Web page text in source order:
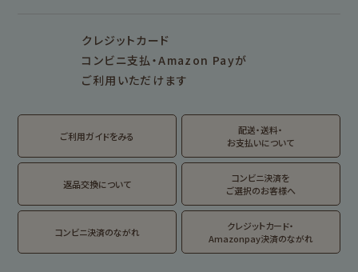
フルカワはんこの商品を見る スタンプパッドの商品を見る
サンリオキャラクタ
ーズ
おやつパーティ
トビマツショウイチ
ロウ
トコロコムギ
アルプスの少女ハイ
ジ
Lipton BEAR'S
カルビーレトロ
サンリオキャラクタ
ーズ
フルーツマーケット
お菓子などうぶつ
工房
翠 sui の商品を見る 結々 yuiyui の商品を見る
クレジットカード
コンビニ支払・Amazon Payが
ご利用いただけます
ご利用ガイドをみる
配送・送料・
お支払いについて
返品交換について
コンビニ決済を
ご選択のお客様へ
コンビニ決済のながれ
クレジットカード・
Amazonpay決済のながれ